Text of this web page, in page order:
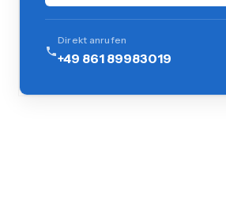
Direkt anrufen
+49 861 89983019